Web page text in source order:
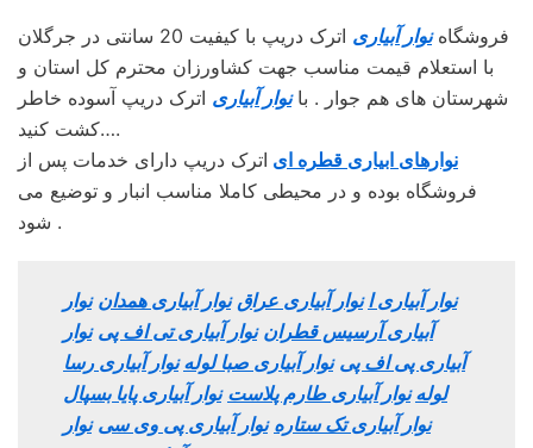
فروشگاهنوار آبیاری
اترک دریپ با کیفیت 20 سانتی در جرگلان
با استعلام قیمت مناسب جهت کشاورزان محترم کل استان و
شهرستان های هم جوار . بانوار آبیاری اترک دریپ آسوده خاطر
کشت کنید….
نوارهای ابیاری قطره ای اترک دریپ دارای خدمات پس از
فروشگاه بوده و در محیطی کاملا مناسب انبار و توضیع می
شود .
نوار آبیاری ا نوار آبیاری عراق نوار آبیاری همدان نوار
آبیاری آرسیس قطران نوار آبیاری تی اف پی نوار
آبیاری پی اف پی نوار آبیاری صبا لوله نوار آبیاری رسا
لوله نوار آبیاری طارم پلاست نوار آبیاری پایا بسپال
نوار آبیاری تک ستاره نوار آبیاری پی وی سی نوار